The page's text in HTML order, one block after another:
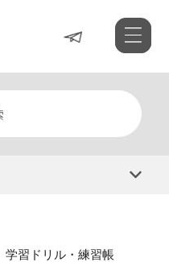
学習ドリル・練習帳